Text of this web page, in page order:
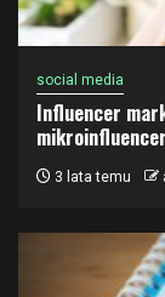
social media
Influencer
3 lata temu